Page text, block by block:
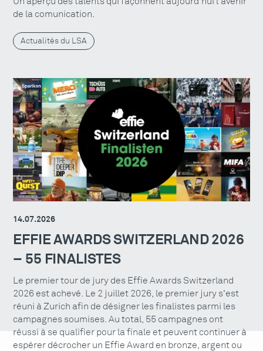
de la comunication.
Actualités du LSA
14.07.2026
EFFIE AWARDS SWITZERLAND 2026
– 55 FINALISTES
Le premier tour de jury des Effie Awards Switzerland
2026 est achevé. Le 2 juillet 2026, le premier jury s'est
réuni à Zurich afin de désigner les finalistes parmi les
campagnes soumises. Au total, 55 campagnes ont
réussi à se qualifier pour la finale et peuvent continuer à
espérer décrocher un Effie Award en bronze, argent ou